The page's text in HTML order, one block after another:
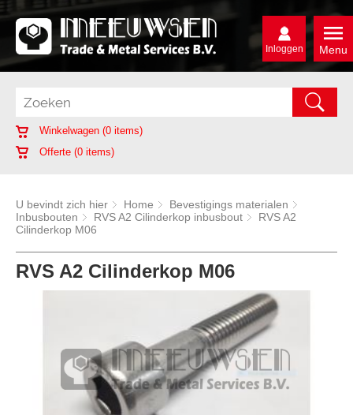
Menu
Inloggen
Winkelwagen (0 items)
Offerte (0 items)
U bevindt zich hier Home
Bevestigings materialen
Inbusbouten
RVS A2 Cilinderkop inbusbout
RVS A2
Cilinderkop M06
RVS A2 Cilinderkop M06